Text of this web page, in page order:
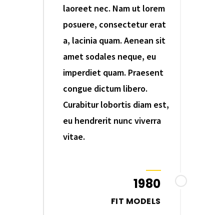
laoreet nec. Nam ut lorem
posuere, consectetur erat
a, lacinia quam. Aenean sit
amet sodales neque, eu
imperdiet quam. Praesent
congue dictum libero.
Curabitur lobortis diam est,
eu hendrerit nunc viverra
vitae.
1980
FIT MODELS